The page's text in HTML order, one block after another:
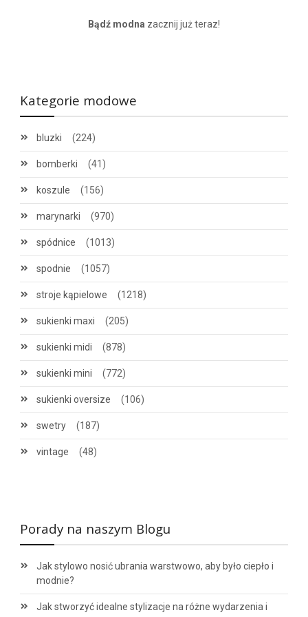
Bądź modna zacznij już teraz!
Kategorie modowe
bluzki (224)
bomberki (41)
koszule (156)
marynarki (970)
spódnice (1013)
spodnie (1057)
stroje kąpielowe (1218)
sukienki maxi (205)
sukienki midi (878)
sukienki mini (772)
sukienki oversize (106)
swetry (187)
vintage (48)
Porady na naszym Blogu
Jak stylowo nosić ubrania warstwowo, aby było ciepło i
modnie?
Jak stworzyć idealne stylizacje na różne wydarzenia i